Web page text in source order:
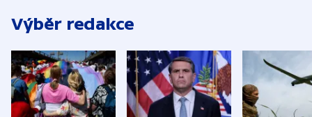
Výběr redakce